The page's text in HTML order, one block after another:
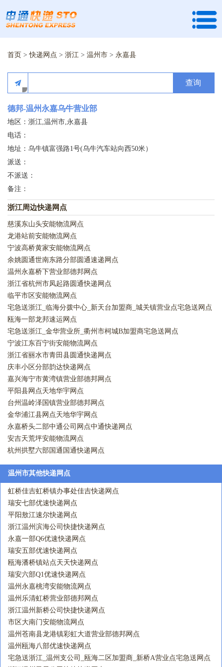
首页 >快递网点 > 浙江 > 温州市 > 永嘉县
查询
德邦-温州永嘉乌牛营业部
地区：浙江,温州市,永嘉县
电话：
地址：乌牛镇富强路1号(乌牛汽车站向西50米）
派送：
不派送：
备注：
浙江周边快递网点
慈溪东山头安能物流网点
龙港站前安能物流网点
宁波高桥黄家安能物流网点
余姚圆通世南东路分部圆通速递网点
温州永嘉桥下营业部德邦网点
浙江省杭州市凤起路圆通快递网点
临平市区安能物流网点
宅急送浙江_临海分拨中心_新天台加盟商_城关镇营业点宅急送网点
瓯海一部龙邦速运网点
宅急送浙江_金华营业所_衢州市柯城B加盟商宅急送网点
宁波江东百宁街安能物流网点
浙江省丽水市青田县圆通快递网点
庆丰小区分部韵达快递网点
嘉兴海宁市黄湾镇营业部德邦网点
平阳县网点天地华宇网点
台州温岭泽国镇营业部德邦网点
金华浦江县网点天地华宇网点
永嘉桥头二部中通公司网点中通快递网点
安吉天荒坪安能物流网点
杭州拱墅六部国通国通快递网点
温州市其他快递网点
虹桥佳吉虹桥镇办事处佳吉快递网点
瑞安七部优速快递网点
平阳敖江速尔快递网点
浙江温州滨海公司快捷快递网点
永嘉一部Q6优速快递网点
瑞安五部优速快递网点
瓯海潘桥镇站点天天快递网点
瑞安六部Q1优速快递网点
温州永嘉桃湾安能物流网点
温州乐清虹桥营业部德邦网点
浙江温州新桥公司快捷快递网点
市区大南门安能物流网点
温州苍南县龙港镇彩虹大道营业部德邦网点
温州瓯海八部优速快递网点
宅急送浙江_温州支公司_瓯海二区加盟商_新桥A营业点宅急送网点